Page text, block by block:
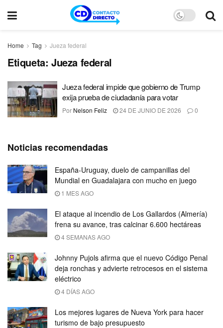
Home Tag Jueza federal
Etiqueta: Jueza federal
Jueza federal impide que gobierno de Trump
exija prueba de ciudadanía para votar
Por Nelson Feliz 24 DE JUNIO DE 2026 0
Noticias recomendadas
España-Uruguay, duelo de campanillas del
Mundial en Guadalajara con mucho en juego
1 MES AGO
El ataque al incendio de Los Gallardos (Almería)
frena su avance, tras calcinar 6.600 hectáreas
4 SEMANAS AGO
Johnny Pujols afirma que el nuevo Código Penal
deja ronchas y advierte retrocesos en el sistema
eléctrico
4 DÍAS AGO
Los mejores lugares de Nueva York para hacer
turismo de bajo presupuesto